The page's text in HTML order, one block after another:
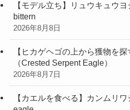
【モデル立ち】リュウキュウ
bittern
2026年8月8日
【ヒカゲヘゴの上から獲物を
（Crested Serpent Eagle）
2026年8月7日
【カエルを食べる】カンムリ